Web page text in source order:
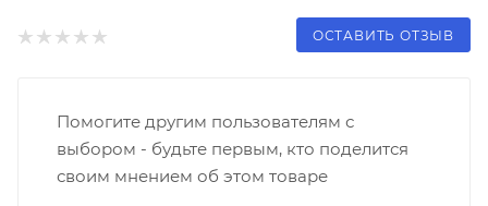
ОСТАВИТЬ ОТЗЫВ
Помогите другим пользователям с
выбором - будьте первым, кто поделится
своим мнением об этом товаре